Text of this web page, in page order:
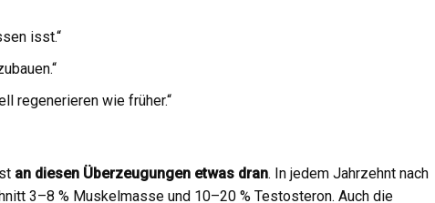
isst.“
regenerieren wie früher.“
an diesen Überzeugungen etwas dran. In jedem Jahrzehnt nach
3–8 % Muskelmasse und 10–20 % Testosteron. Auch die